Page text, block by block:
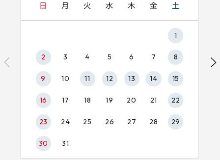
日 月 火 水 木 金 土
1
2 3 4 5 6 7 8
9 10 11 12 13 14 15
16 17 18 19 20 21 22
23 24 25 26 27 28 29
30 31